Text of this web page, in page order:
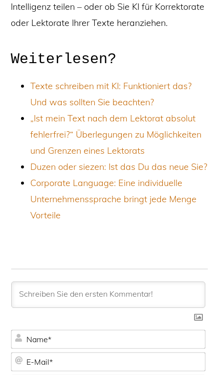
Intelligenz teilen – oder ob Sie KI für Korrektorate
oder Lektorate Ihrer Texte heranziehen.
Weiterlesen?
Texte schreiben mit KI: Funktioniert das?
Und was sollten Sie beachten?
„Ist mein Text nach dem Lektorat absolut
fehlerfrei?“ Überlegungen zu Möglichkeiten
und Grenzen eines Lektorats
Duzen oder siezen: Ist das Du das neue Sie?
Corporate Language: Eine individuelle
Unternehmenssprache bringt jede Menge
Vorteile
a
e-